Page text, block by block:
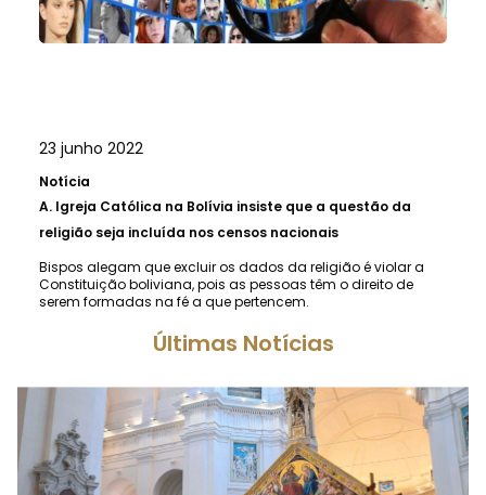
23 junho 2022
Notícia
A. Igreja Católica na Bolívia insiste que a questão da
religião seja incluída nos censos nacionais
Bispos alegam que excluir os dados da religião é violar a
Constituição boliviana, pois as pessoas têm o direito de
serem formadas na fé a que pertencem.
Últimas Notícias